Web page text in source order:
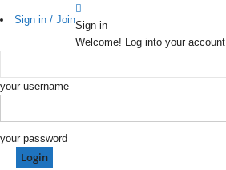
Sign in / JoinSign in
Welcome! Log into your account
your username
your password